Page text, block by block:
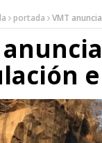
portada VMT